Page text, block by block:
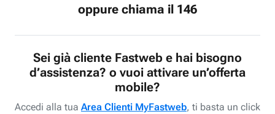
oppure chiama il 146
Sei già cliente Fastweb e hai bisogno
d’assistenza? o vuoi attivare un’offerta
mobile?
Accedi alla tua Area Clienti MyFastweb, ti basta un click